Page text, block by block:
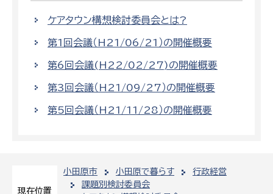
現在位置
小田原市 小田原で暮らす
行政経営
課題別検討委員会
ケアタウン構想検討委員会とは?
第1回会議（H21/06/21）の開催概要
第6回会議(H22/02/27)の開催概要
第3回会議（H21/09/27）の開催概要
第5回会議（H21/11/28）の開催概要